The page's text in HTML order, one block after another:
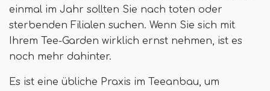
einmal im Jahr sollten Sie nach toten oder
sterbenden Filialen suchen. Wenn Sie sich mit
Ihrem Tee-Garden wirklich ernst nehmen, ist es
noch mehr dahinter.
Es ist eine übliche Praxis im Teeanbau, um